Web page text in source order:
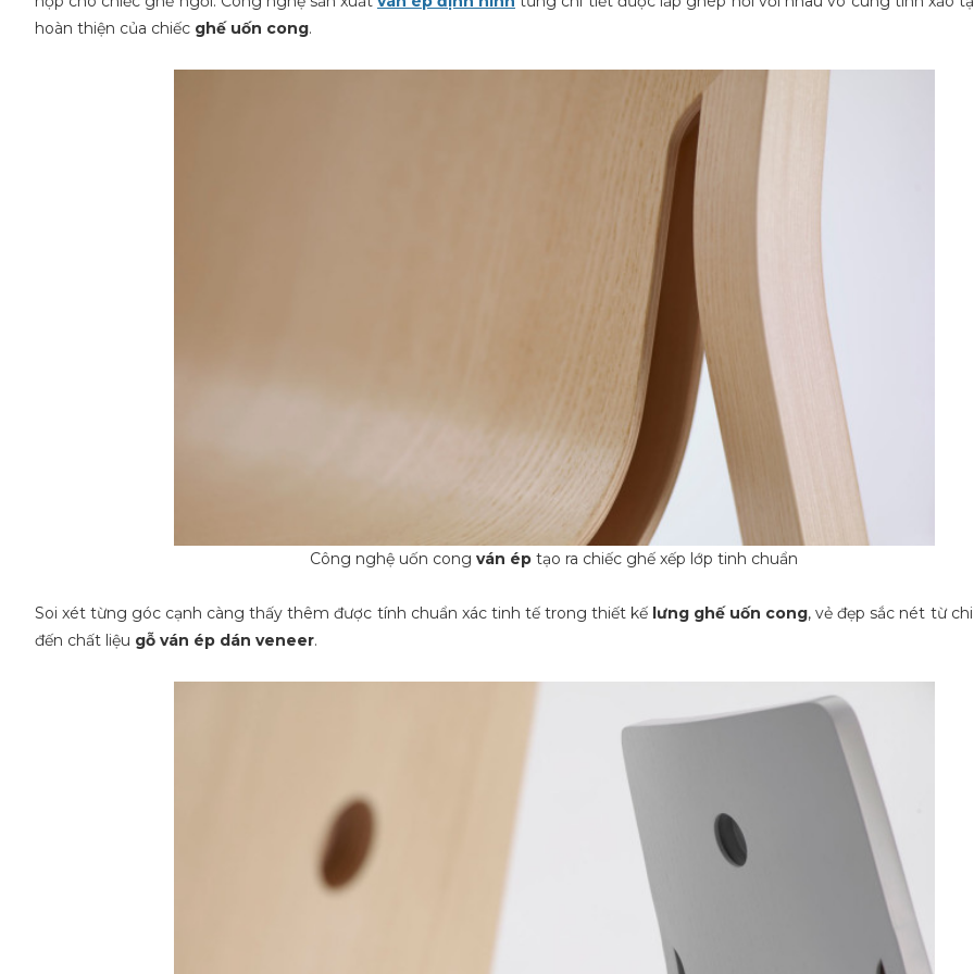
hoàn thiện của chiếc ghế uốn cong.
Công nghệ uốn cong ván ép tạo ra chiếc ghế xếp lớp tinh chuẩn
Soi xét từng góc cạnh càng thấy thêm được tính chuẩn xác tinh tế trong thiết kế lưng ghế uốn cong, vẻ đẹp sắc nét từ
đến chất liệu gỗ ván ép dán veneer.